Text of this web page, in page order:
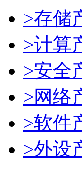
>存储
>计算
>安全
>网络
>软件
>外设